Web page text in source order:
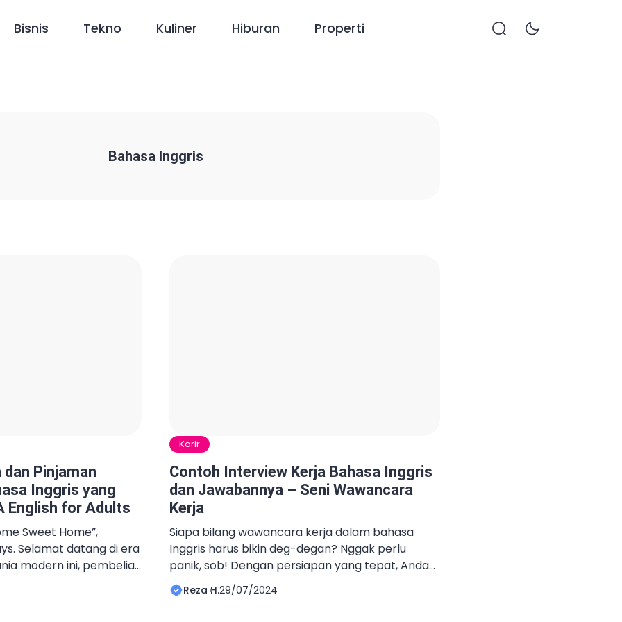
Bisnis Tekno Kuliner Hiburan Properti
Bahasa Inggris
Pinjaman
Inggris yang
English for Adults
Sweet Home”,
Selamat datang di era
modern ini, pembelian
Karir
Contoh Interview Kerja Bahasa Inggris
dan Jawabannya – Seni Wawancara
Kerja
Siapa bilang wawancara kerja dalam bahasa
Inggris harus bikin deg-degan? Nggak perlu
panik, sob! Dengan persiapan yang tepat, Anda
bisa menghadapi interview dengan percaya diri
dan meyakinkan. Artikel ini akan membahas
Reza H.29/07/2024